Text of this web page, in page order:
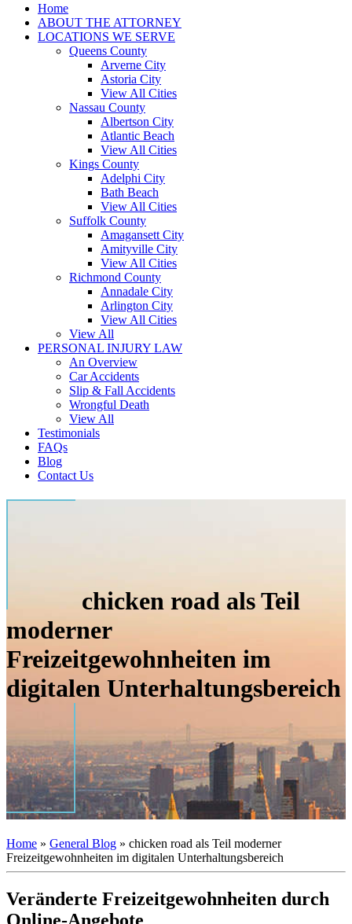
Home
ABOUT THE ATTORNEY
LOCATIONS WE SERVE
Queens County
Arverne City
Astoria City
View All Cities
Nassau County
Albertson City
Atlantic Beach
View All Cities
Kings County
Adelphi City
Bath Beach
View All Cities
Suffolk County
Amagansett City
Amityville City
View All Cities
Richmond County
Annadale City
Arlington City
View All Cities
View All
PERSONAL INJURY LAW
An Overview
Car Accidents
Slip & Fall Accidents
Wrongful Death
View All
Testimonials
FAQs
Blog
Contact Us
chicken road als Teil
moderner
Freizeitgewohnheiten im
digitalen Unterhaltungsbereich
Home » General Blog » chicken road als Teil moderner
Freizeitgewohnheiten im digitalen Unterhaltungsbereich
Veränderte Freizeitgewohnheiten durch
Online-Angebote